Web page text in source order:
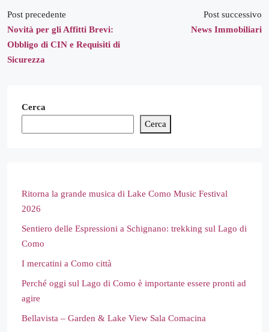
Post precedente
Novità per gli Affitti Brevi:
Obbligo di CIN e Requisiti di
Sicurezza
Post successivo
News Immobiliari
Cerca
Cerca
Ritorna la grande musica di Lake Como Music Festival
2026
Sentiero delle Espressioni a Schignano: trekking sul Lago di
Como
I mercatini a Como città
Perché oggi sul Lago di Como è importante essere pronti ad
agire
Bellavista – Garden & Lake View Sala Comacina